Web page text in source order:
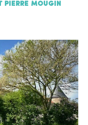
MOUGIN